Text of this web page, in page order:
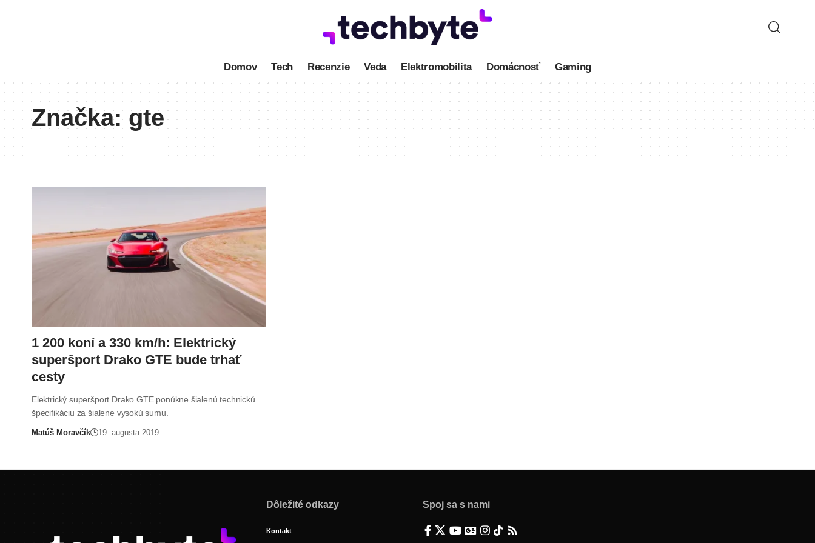
Domov Tech Recenzie Veda Elektromobilita Domácnosť Gaming
Značka: gte
1 200 koní a 330 km/h: Elektrický
superšport Drako GTE bude trhať
cesty
Elektrický superšport Drako GTE ponúkne šialenú technickú
špecifikáciu za šialene vysokú sumu.
Matúš Moravčík 19. augusta 2019
Dôležité odkazy
Kontakt
Spoj sa s nami